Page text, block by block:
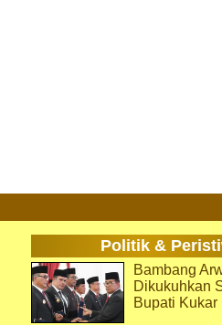
Politik &
Bambang
Dikukuhkan
Bupati Kukar